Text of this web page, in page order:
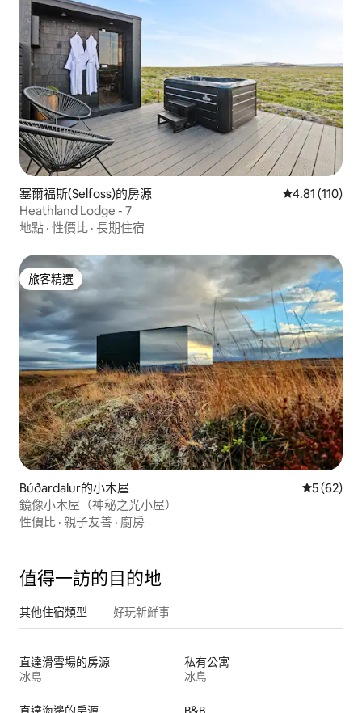
塞爾福斯(Selfoss)的房源 從 110 則評價
4.81 (110)
Heathland Lodge - 7
地點 · 性價比 · 長期住宿
旅客精選
旅客精選
Búðardalur的小木屋 從 62 則評
5 (62)
鏡像小木屋（神秘之光小屋）
性價比 · 親子友善 · 廚房
值得一訪的目的地
其他住宿類型 好玩新鮮事
直達滑雪場的房源
冰島
私有公寓
冰島